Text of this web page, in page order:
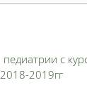
с
2018-2019гг